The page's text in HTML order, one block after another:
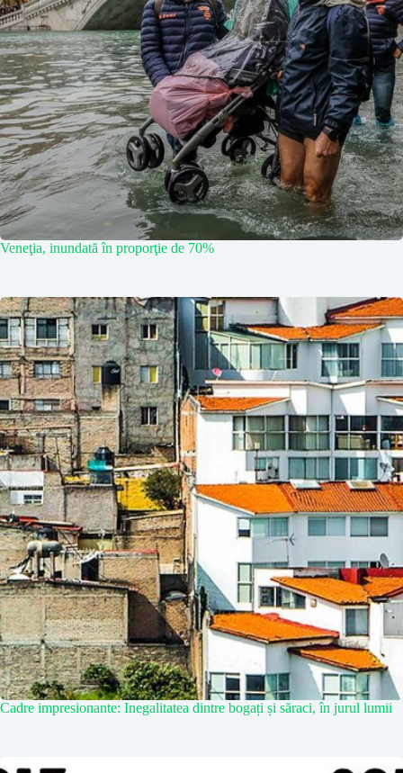
Veneţia, inundată în proporţie de 70%
Cadre impresionante: Inegalitatea dintre bogați și săraci, în jurul lumii